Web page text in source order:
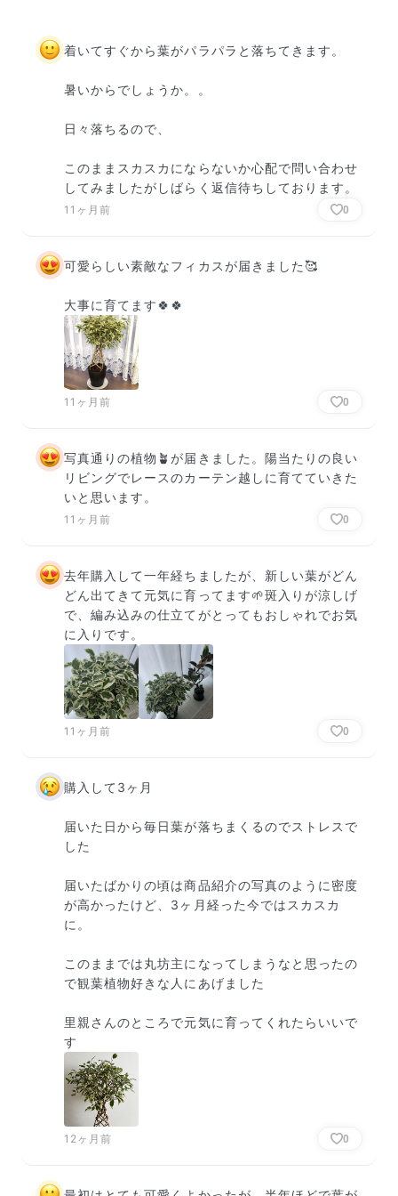
着いてすぐから葉がパラパラと落ちてきます。
暑いからでしょうか。。
日々落ちるので、
このままスカスカにならないか心配で問い合わせ
してみましたがしばらく返信待ちしております。
11ヶ月前 0
可愛らしい素敵なフィカスが届きました🥰
大事に育てます🍀🍀
11ヶ月前 0
写真通りの植物🪴が届きました。陽当たりの良い
リビングでレースのカーテン越しに育てていきた
いと思います。
11ヶ月前 0
去年購入して一年経ちましたが、新しい葉がどん
どん出てきて元気に育ってます🌱斑入りが涼しげ
で、編み込みの仕立てがとってもおしゃれでお気
に入りです。
11ヶ月前 0
購入して3ヶ月
届いた日から毎日葉が落ちまくるのでストレスで
した
届いたばかりの頃は商品紹介の写真のように密度
が高かったけど、3ヶ月経った今ではスカスカ
に。
このままでは丸坊主になってしまうなと思ったの
で観葉植物好きな人にあげました
里親さんのところで元気に育ってくれたらいいで
す
12ヶ月前 0